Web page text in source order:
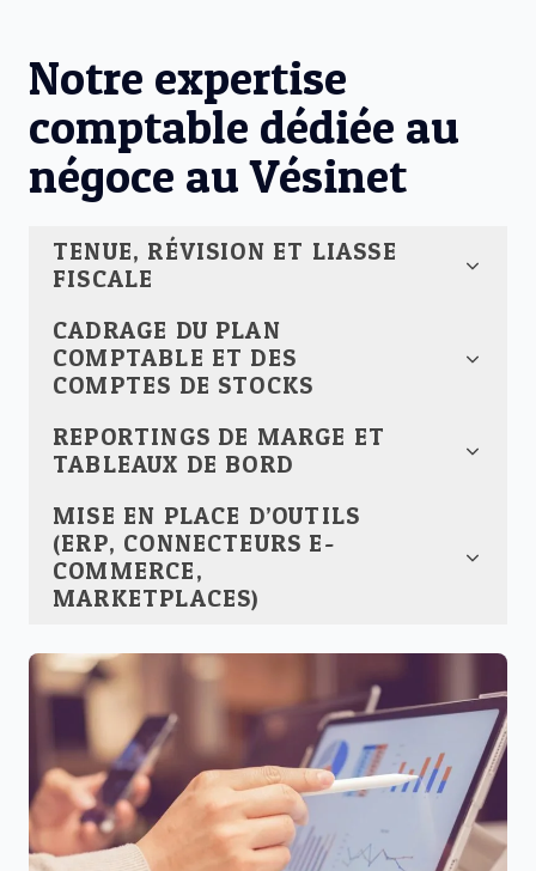
Notre expertise
comptable dédiée au
négoce au Vésinet
TENUE, RÉVISION ET LIASSE
FISCALE
CADRAGE DU PLAN
COMPTABLE ET DES
COMPTES DE STOCKS
REPORTINGS DE MARGE ET
TABLEAUX DE BORD
MISE EN PLACE D’OUTILS
(ERP, CONNECTEURS E-
COMMERCE,
MARKETPLACES)